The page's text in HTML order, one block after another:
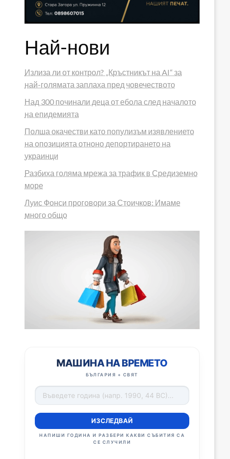
Най-нови
Излиза ли от контрол? „Кръстникът на AI“ за
най-голямата заплаха пред човечеството
Над 300 починали деца от ебола след началото
на епидемията
Полша окачестви като популизъм изявлението
на опозицията отноно депортирането на
украинци
Разбиха голяма мрежа за трафик в Средиземно
море
Луис Фонси проговори за Стоичков: Имаме
много общо
МАШИНА НА ВРЕМЕТО
БЪЛГАРИЯ + СВЯТ
ИЗСЛЕДВАЙ
НАПИШИ ГОДИНА И РАЗБЕРИ КАКВИ СЪБИТИЯ СА
СЕ СЛУЧИЛИ